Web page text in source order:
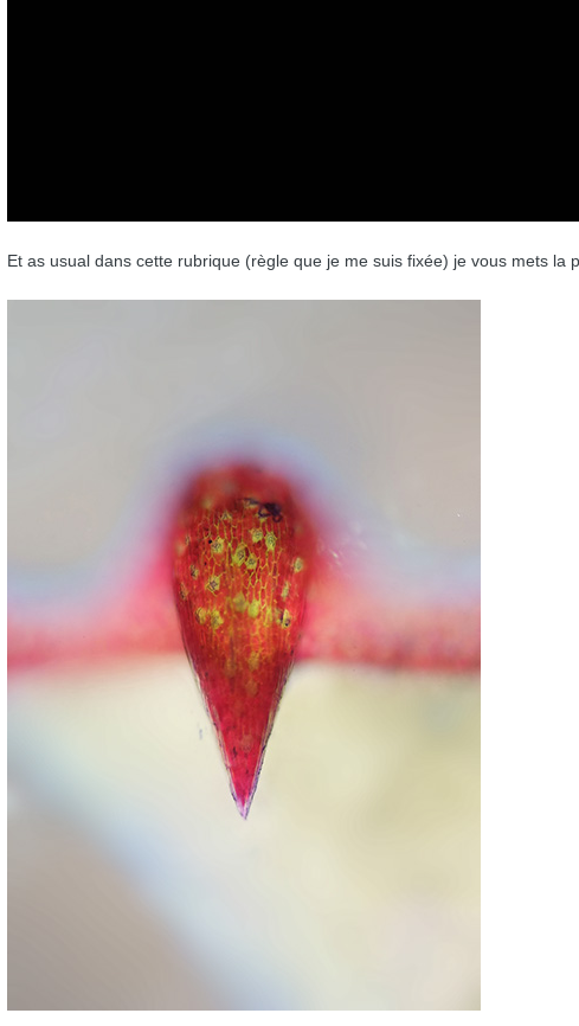
Et as usual dans cette rubrique (règle que je me suis fixée) je vous mets la